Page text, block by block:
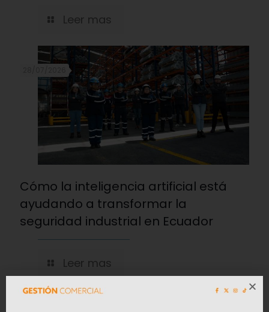
Leer mas
Cómo la inteligencia artificial está
ayudando a transformar la
seguridad industrial en Ecuador
Leer mas